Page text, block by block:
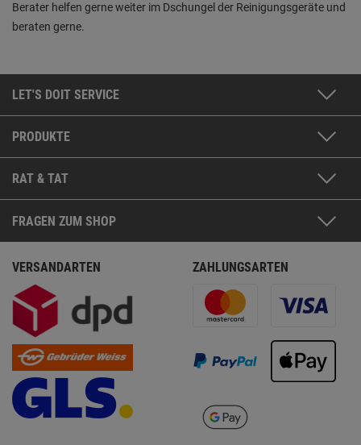
Berater helfen gerne weiter im Dschungel der Reinigungsgeräte und
beraten gerne.
LET'S DOIT SERVICE
PRODUKTE
RAT & TAT
FRAGEN ZUM SHOP
VERSANDARTEN ZAHLUNGSARTEN